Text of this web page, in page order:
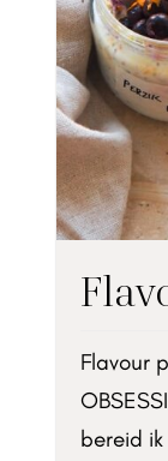
Flavour
bereid